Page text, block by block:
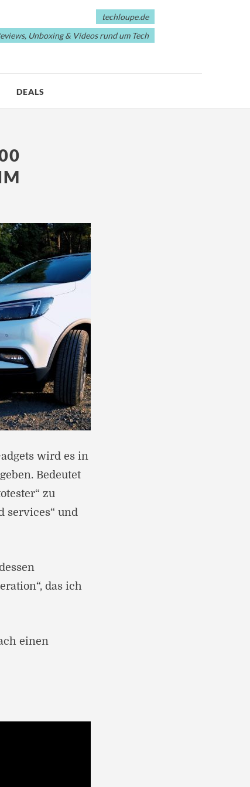
techloupe.de
Unboxing & Videos rund um Tech
DEALS
wird es in
Bedeutet
zu
services“ und
das ich
einen